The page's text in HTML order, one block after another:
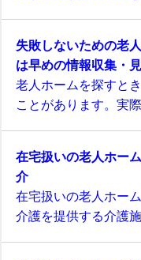
失敗しないための老
は早めの情報収集・
老人ホームを探すと
ことがあります。実際
在宅扱いの老人ホー
介
在宅扱いの老人ホー
介護を提供する介護施